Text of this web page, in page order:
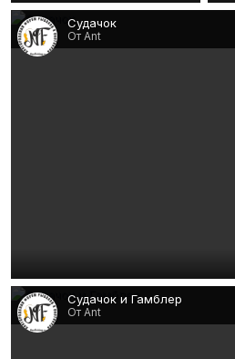
Судачок
От Ant
Судачок и Гамблер
От Ant